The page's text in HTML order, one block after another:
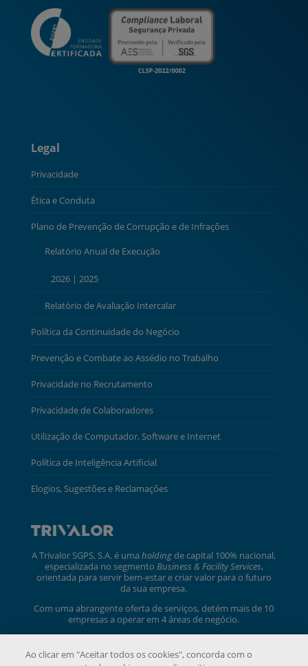
Legal
Privacidade
Ética e Conduta
Plano de Prevenção de Corrupção e de Infrações
Relatório Anual de Execução
2026| 2025
Relatório de Avaliação Intercalar
Política da Continuidade do Negócio
Prevenção e Combate ao Assédio no Trabalho
Privacidade no Recrutamento
Privacidade de Colaboradores
Utilização de Computador, Software e Internet
Política de Inteligência Artificial
Elogios, Sugestões e Reclamações
A Trivalor SGPS, S.A. é umaholdingde capital 100% nacional,
especializada no segmento Business & Facility Services,
orientada para servir bem-estar e criar valor para o futuro
da sua empresa.
Com uma abrangente oferta de serviços, detém mais de 10
empresas a operar em 4 áreas de negócio.
Ao clicar em "Aceitar todos os cookies", concorda com o